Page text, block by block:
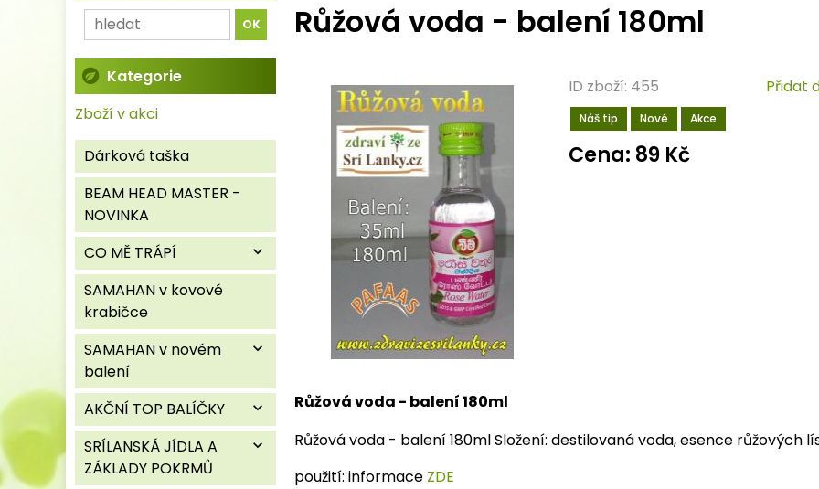
Kategorie
Zboží v akci
Dárková taška
BEAM HEAD MASTER -
NOVINKA
CO MĚ TRÁPÍ
expand_more
SAMAHAN v kovové
krabičce
SAMAHAN v novém
balení
expand_more
AKČNÍ TOP BALÍČKY expand_more
SRÍLANSKÁ JÍDLA A
ZÁKLADY POKRMŮ
expand_more
Růžová voda - balení 180ml
ID zboží: 455
Náš tip Nové Akce
Přidat
Cena: 89 Kč
Růžová voda - balení 180ml
Růžová voda - balení 180ml Složení: destilovaná voda, esence růžových
použití: informace ZDE